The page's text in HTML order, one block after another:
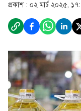
প্রকাশ : ০২ মার্চ ২০২৫,